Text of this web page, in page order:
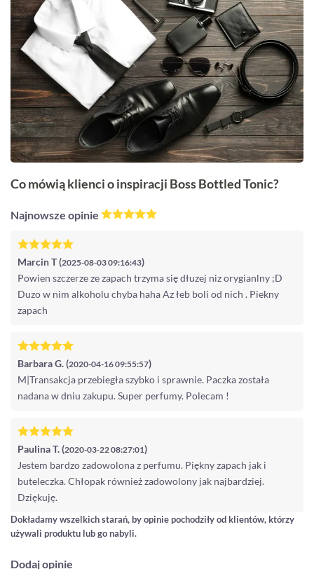
Co mówią klienci o inspiracji Boss Bottled Tonic?
Najnowsze opinie
Marcin T (2025-08-03 09:16:43)
Powien szczerze ze zapach trzyma się dłuzej niz orygianlny ;D
Duzo w nim alkoholu chyba haha Az łeb boli od nich . Piekny
zapach
Barbara G. (2020-04-16 09:55:57)
M|Transakcja przebiegła szybko i sprawnie. Paczka została
nadana w dniu zakupu. Super perfumy. Polecam !
Paulina T. (2020-03-22 08:27:01)
Jestem bardzo zadowolona z perfumu. Piękny zapach jak i
buteleczka. Chłopak również zadowolony jak najbardziej.
Dziękuję.
Dokładamy wszelkich starań, by opinie pochodziły od klientów, którzy
używali produktu lub go nabyli.
Dodaj opinie